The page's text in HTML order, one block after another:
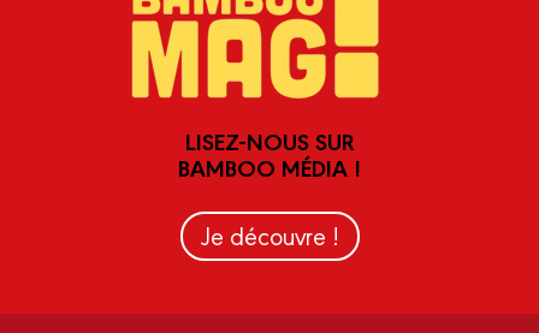
LISEZ-NOUS SUR
BAMBOO MÉDIA !
Je découvre !